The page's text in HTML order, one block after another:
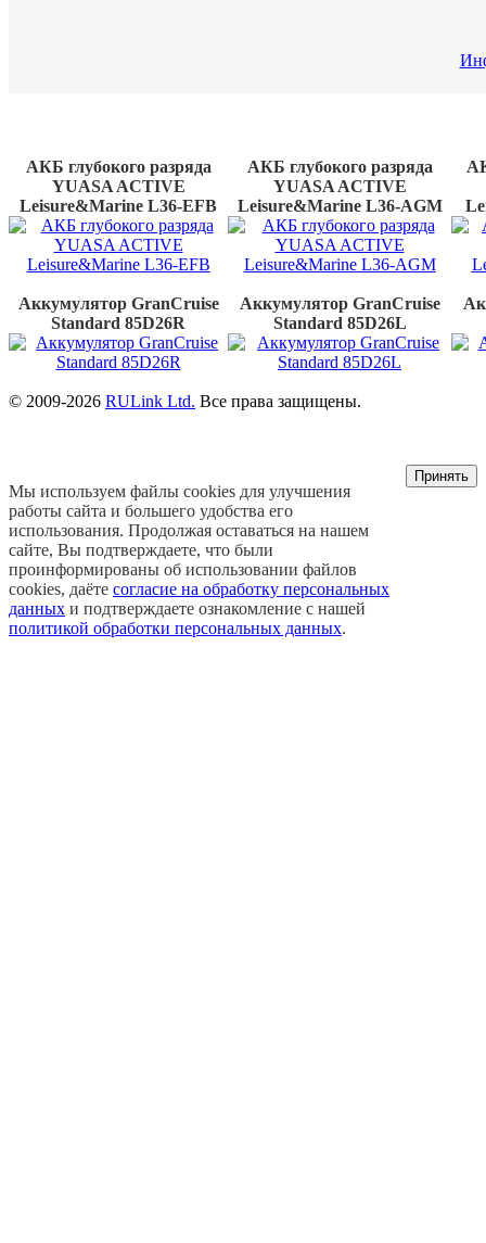
АКБ глубокого разряда
YUASA ACTIVE
Leisure&Marine L36-EFB
АКБ глубокого разряда
YUASA ACTIVE
Leisure&Marine L36-AGМ
Аккумулятор GranCruise
Standard 85D26R
Аккумулятор GranCruise
Standard 85D26L
© 2009-2026 RULink Ltd. Все права защищены.
Мы используем файлы cookies для улучшения
работы сайта и большего удобства его
использования. Продолжая оставаться на нашем
сайте, Вы подтверждаете, что были
проинформированы об использовании файлов
cookies, даёте согласие на обработку персональных
данных и подтверждаете ознакомление с нашей
политикой обработки персональных данных.
Принять